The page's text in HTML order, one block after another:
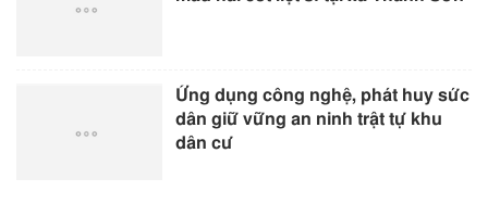
Ứng dụng công nghệ, phát huy sức
dân giữ vững an ninh trật tự khu
dân cư